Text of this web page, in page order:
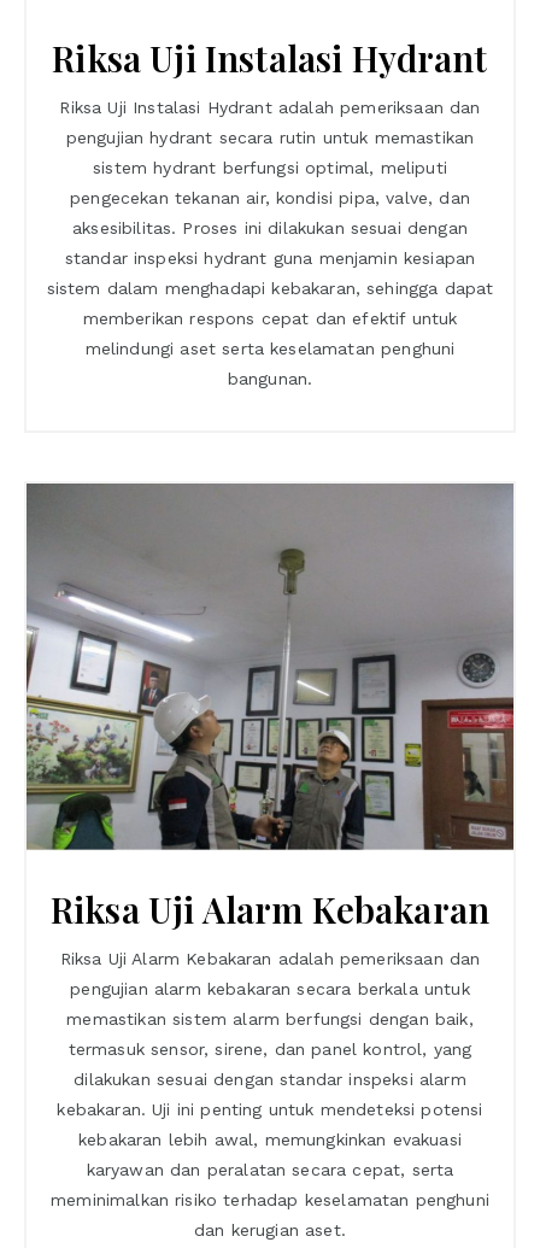
Riksa Uji Instalasi Hydrant
Riksa Uji Instalasi Hydrant adalah pemeriksaan dan
pengujian hydrant secara rutin untuk memastikan
sistem hydrant berfungsi optimal, meliputi
pengecekan tekanan air, kondisi pipa, valve, dan
aksesibilitas. Proses ini dilakukan sesuai dengan
standar inspeksi hydrant guna menjamin kesiapan
sistem dalam menghadapi kebakaran, sehingga dapat
memberikan respons cepat dan efektif untuk
melindungi aset serta keselamatan penghuni
bangunan.
Riksa Uji Alarm Kebakaran
Riksa Uji Alarm Kebakaran adalah pemeriksaan dan
pengujian alarm kebakaran secara berkala untuk
memastikan sistem alarm berfungsi dengan baik,
termasuk sensor, sirene, dan panel kontrol, yang
dilakukan sesuai dengan standar inspeksi alarm
kebakaran. Uji ini penting untuk mendeteksi potensi
kebakaran lebih awal, memungkinkan evakuasi
karyawan dan peralatan secara cepat, serta
meminimalkan risiko terhadap keselamatan penghuni
dan kerugian aset.